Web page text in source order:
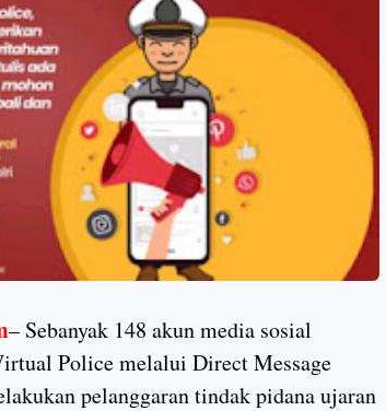
– Sebanyak 148 akun media sosial
Police melalui Direct Message
pelanggaran tindak pidana ujaran